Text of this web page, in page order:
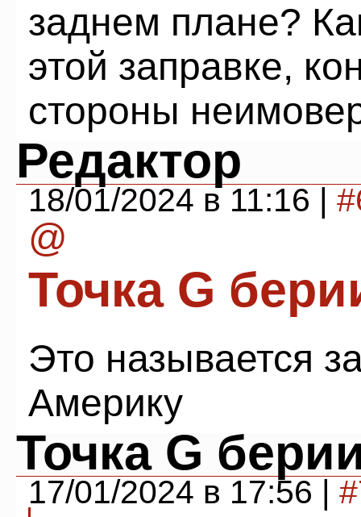
заднем плане?
этой заправке,
стороны
Редактор
18/01/2024 в 11:16 |
@
Точка G
Это называется
Америку
Точка G
17/01/2024 в 17:56 |